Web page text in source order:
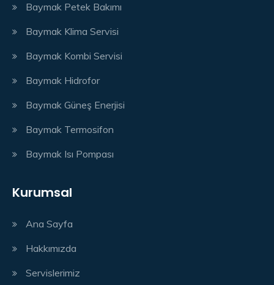
Baymak Petek Bakımı
Baymak Klima Servisi
Baymak Kombi Servisi
Baymak Hidrofor
Baymak Güneş Enerjisi
Baymak Termosifon
Baymak Isı Pompası
Kurumsal
Ana Sayfa
Hakkımızda
Servislerimiz